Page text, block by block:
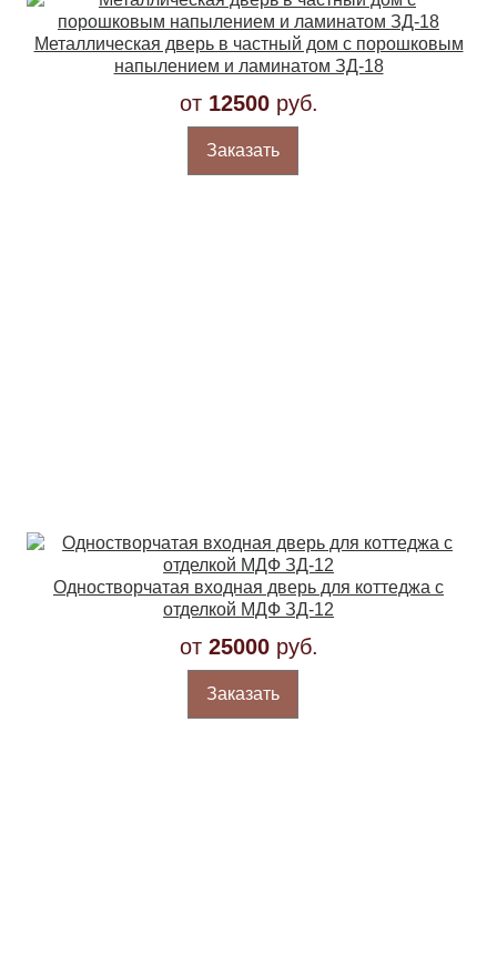
Металлическая дверь в частный дом с порошковым
напылением и ламинатом ЗД-18
от 12500руб.
Заказать
Одностворчатая входная дверь для коттеджа с
отделкой МДФ ЗД-12
от 25000руб.
Заказать